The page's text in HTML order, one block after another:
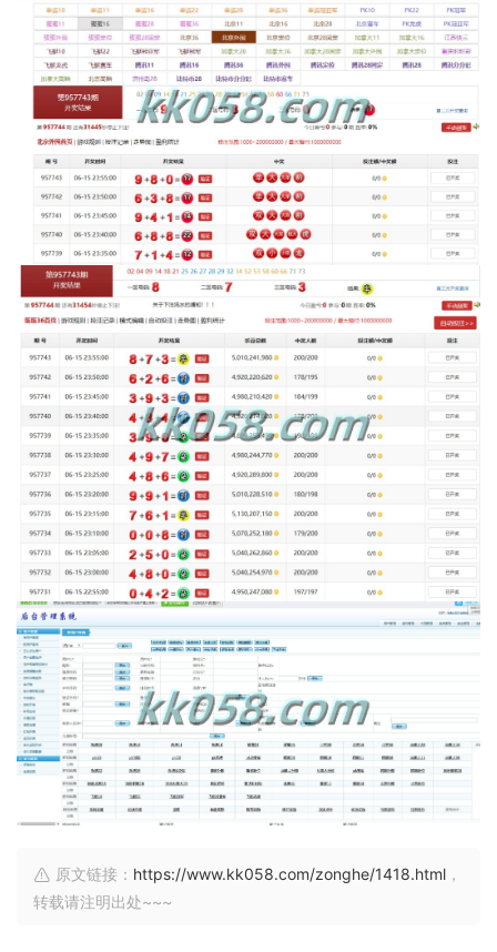
原文链接： https://www.kk058.com/zonghe/1418.html ，
转载请注明出处~~~